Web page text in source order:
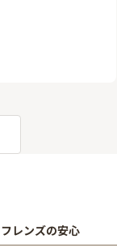
レンズの安心